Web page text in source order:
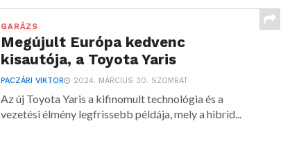
GARÁZS
Megújult Európa kedvenc
kisautója, a Toyota Yaris
PACZÁRI VIKTOR 2024. MÁRCIUS 30. SZOMBAT
Az új Toyota Yaris a kifinomult technológia és a
vezetési élmény legfrissebb példája, mely a hibrid...